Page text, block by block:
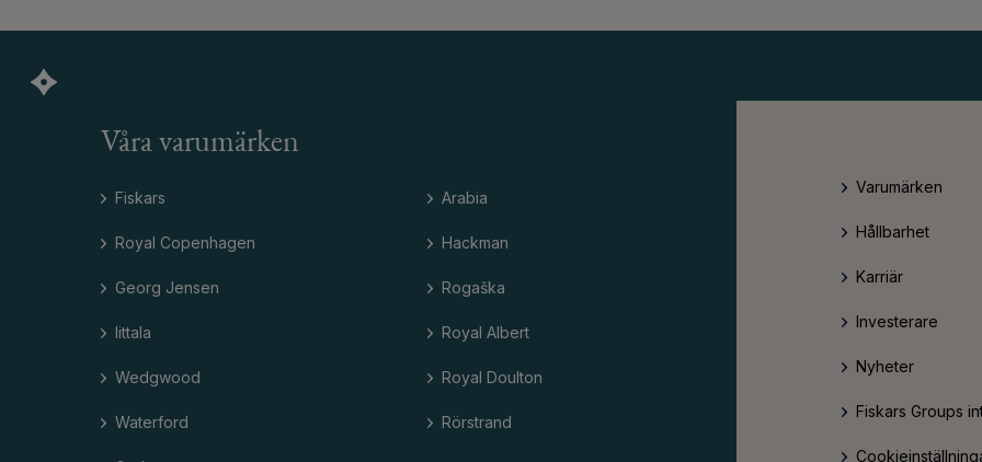
Våra varumärken
Fiskars
Royal Copenhagen
Georg Jensen
Iittala
Wedgwood
Waterford
Arabia
Hackman
Rogaška
Royal Albert
Royal Doulton
Rörstrand
Varumärken
Hållbarhet
Karriär
Investerare
Nyheter
Fiskars Groups